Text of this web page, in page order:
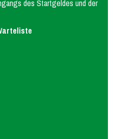
des Startgeldes und der